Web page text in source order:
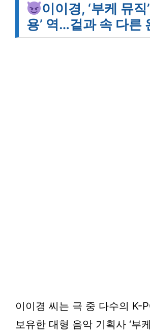
이이경, ‘부케 뮤직
용’ 역…겉과 속 다른
이이경 씨는 극 중 다수의 K-
보유한 대형 음악 기획사 ‘부